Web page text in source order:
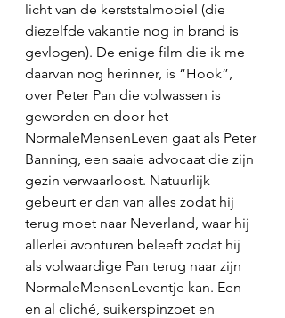
licht van de kerststalmobiel (die
diezelfde vakantie nog in brand is
gevlogen). De enige film die ik me
daarvan nog herinner, is “Hook”,
over Peter Pan die volwassen is
geworden en door het
NormaleMensenLeven gaat als Peter
Banning, een saaie advocaat die zijn
gezin verwaarloost. Natuurlijk
gebeurt er dan van alles zodat hij
terug moet naar Neverland, waar hij
allerlei avonturen beleeft zodat hij
als volwaardige Pan terug naar zijn
NormaleMensenLeventje kan. Een
en al cliché, suikerspinzoet en